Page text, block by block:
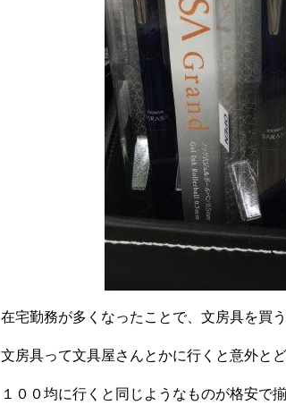
在宅勤務が多くなったことで、文房具を買
文房具って文具屋さんとかに行くと意外と
１００均に行くと同じようなものが格安で